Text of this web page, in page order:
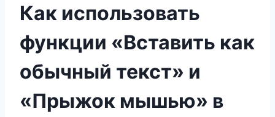
Как использовать
функции «Вставить как
обычный текст» и
«Прыжок мышью» в